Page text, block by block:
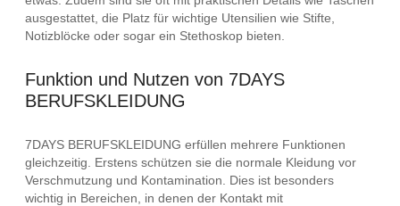
ausgestattet, die Platz für wichtige Utensilien wie Stifte,
Notizblöcke oder sogar ein Stethoskop bieten.
Funktion und Nutzen von 7DAYS
BERUFSKLEIDUNG
7DAYS BERUFSKLEIDUNG erfüllen mehrere Funktionen
gleichzeitig. Erstens schützen sie die normale Kleidung vor
Verschmutzung und Kontamination. Dies ist besonders
wichtig in Bereichen, in denen der Kontakt mit